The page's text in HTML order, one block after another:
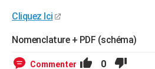
Cliquez Ici
Nomenclature + PDF (schéma)
Commenter 0